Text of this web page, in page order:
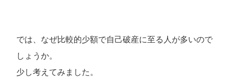
では、なぜ比較的少額で自己破産に至る人が多いので
しょうか。
少し考えてみました。